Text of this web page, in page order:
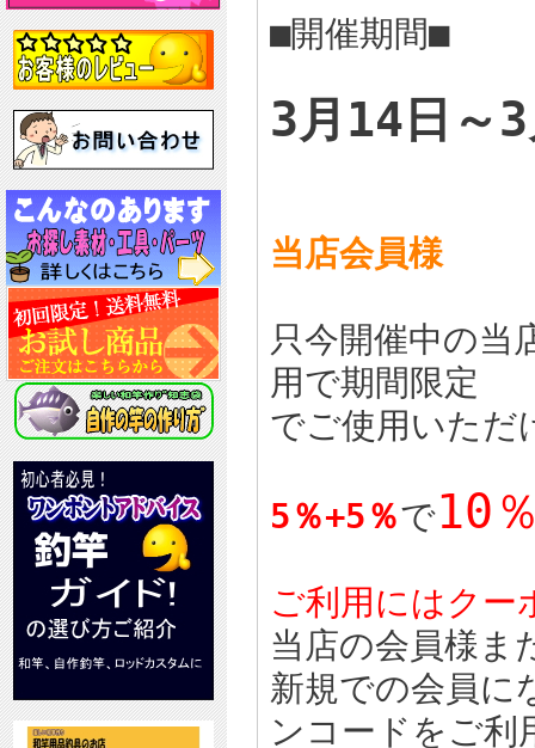
■開催期間■
3月14日～
当店会員様
只今開催中の当
用で期間限定
でご使用いただ
5％+5％で10
ご利用にはクー
当店の会員様ま
新規での会員に
ンコードをご利